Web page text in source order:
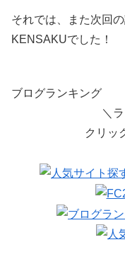
それでは、また次回
KENSAKUでした！
ブログランキング
＼
クリッ